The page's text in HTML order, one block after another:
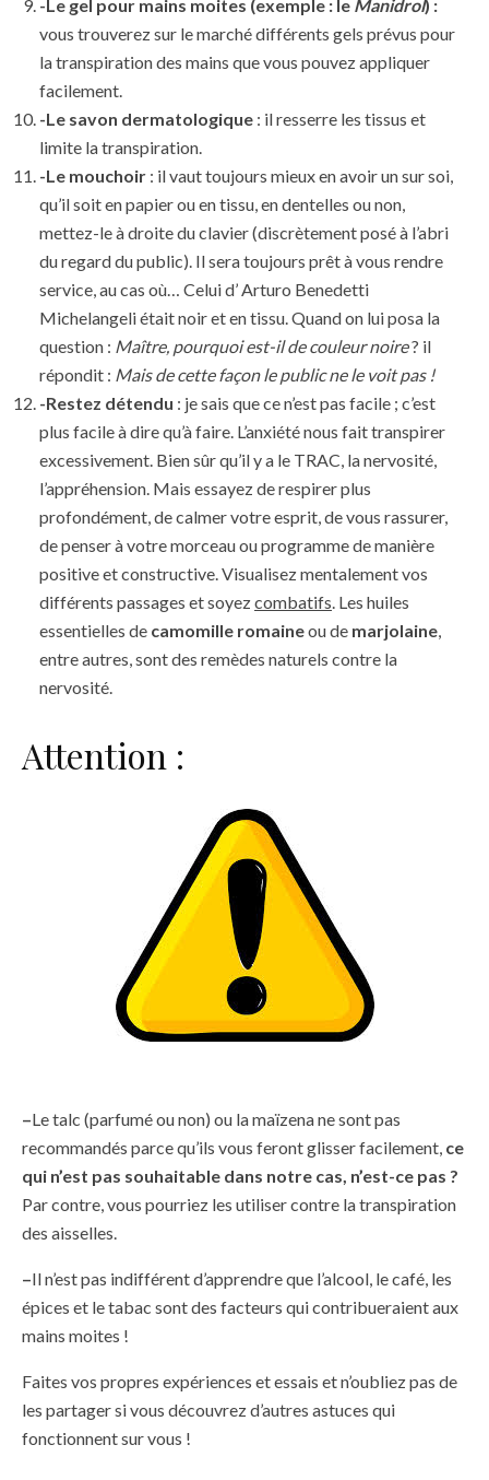
-Le gel pour mains moites (exemple : le Manidrol) :
vous trouverez sur le marché différents gels prévus pour
la transpiration des mains que vous pouvez appliquer
facilement.
-Le savon dermatologique : il resserre les tissus et
limite la transpiration.
-Le mouchoir : il vaut toujours mieux en avoir un sur soi,
qu’il soit en papier ou en tissu, en dentelles ou non,
mettez-le à droite du clavier (discrètement posé à l’abri
du regard du public). Il sera toujours prêt à vous rendre
service, au cas où… Celui d’ Arturo Benedetti
Michelangeli était noir et en tissu. Quand on lui posa la
question : Maître, pourquoi est-il de couleur noire? il
répondit : Mais de cette façon le public ne le voit pas !
-Restez détendu : je sais que ce n’est pas facile ; c’est
plus facile à dire qu’à faire. L’anxiété nous fait transpirer
excessivement. Bien sûr qu’il y a le TRAC, la nervosité,
l’appréhension. Mais essayez de respirer plus
profondément, de calmer votre esprit, de vous rassurer,
de penser à votre morceau ou programme de manière
positive et constructive. Visualisez mentalement vos
différents passages et soyezcombatifs. Les huiles
essentielles de camomille romaineou de marjolaine,
entre autres, sont des remèdes naturels contre la
nervosité.
Attention :
–Le talc (parfumé ou non) ou la maïzena ne sont pas
recommandés parce qu’ils vous feront glisser facilement, ce
qui n’est pas souhaitable dans notre cas, n’est-ce pas ?
Par contre, vous pourriez les utiliser contre la transpiration
des aisselles.
–Il n’est pas indifférent d’apprendre que l’alcool, le café, les
épices et le tabac sont des facteurs qui contribueraient aux
mains moites !
Faites vos propres expériences et essais et n’oubliez pas de
les partager si vous découvrez d’autres astuces qui
fonctionnent sur vous !